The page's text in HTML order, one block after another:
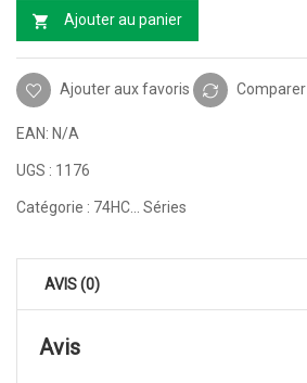
Ajouter au panier
Ajouter aux favoris Comparer
EAN: N/A
UGS : 1176
Catégorie : 74HC... Séries
AVIS (0)
Avis